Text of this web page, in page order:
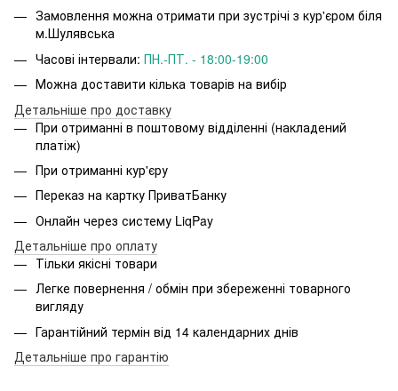
Замовлення можна отримати при зустрічі з кур'єром біля
м.Шулявська
Часові інтервали: ПН.-ПТ. - 18:00-19:00
Можна доставити кілька товарів на вибір
Детальніше про доставку
При отриманні в поштовому відділенні (накладений
платіж)
При отриманні кур'єру
Переказ на картку ПриватБанку
Онлайн через систему LiqPay
Детальніше про оплату
Тільки якісні товари
Легке повернення / обмін при збереженні товарного
вигляду
Гарантійний термін від 14 календарних днів
Детальніше про гарантію